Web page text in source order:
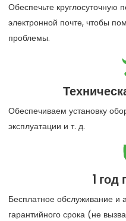
Обеспечьте круглосуточную
электронной почте, чтобы
проблемы.
Обеспечиваем установку
эксплуатации и т. д.
1 год
Бесплатное обслуживание и
гарантийного срока (не